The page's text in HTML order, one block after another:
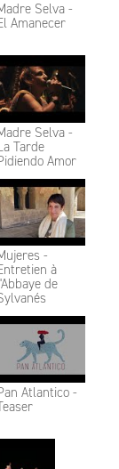
Selva -
Amanecer
Selva -
Tarde
Amor
-
à
de
Atlantico -